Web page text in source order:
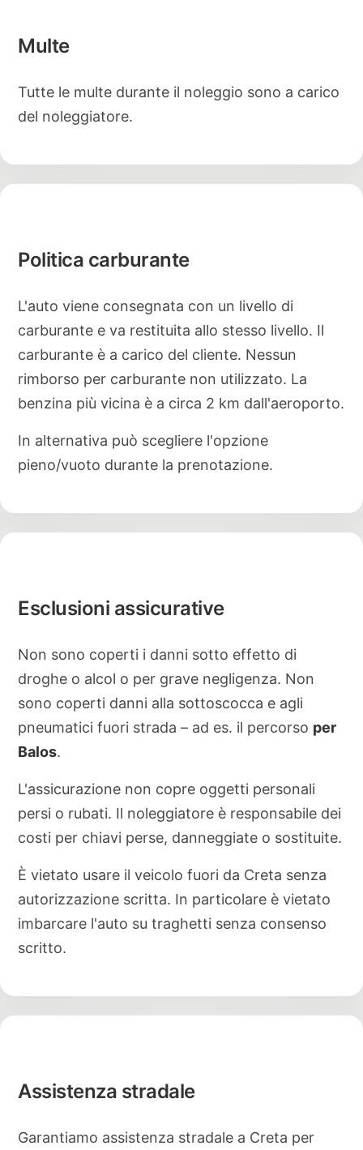
Multe
Tutte le multe durante il noleggio sono a carico
del noleggiatore.
Politica carburante
L'auto viene consegnata con un livello di
carburante e va restituita allo stesso livello. Il
carburante è a carico del cliente. Nessun
rimborso per carburante non utilizzato. La
benzina più vicina è a circa 2 km dall'aeroporto.
In alternativa può scegliere l'opzione
pieno/vuoto durante la prenotazione.
Esclusioni assicurative
Non sono coperti i danni sotto effetto di
droghe o alcol o per grave negligenza. Non
sono coperti danni alla sottoscocca e agli
pneumatici fuori strada – ad es. il percorso per
Balos.
L'assicurazione non copre oggetti personali
persi o rubati. Il noleggiatore è responsabile dei
costi per chiavi perse, danneggiate o sostituite.
È vietato usare il veicolo fuori da Creta senza
autorizzazione scritta. In particolare è vietato
imbarcare l'auto su traghetti senza consenso
scritto.
Assistenza stradale
Garantiamo assistenza stradale a Creta per